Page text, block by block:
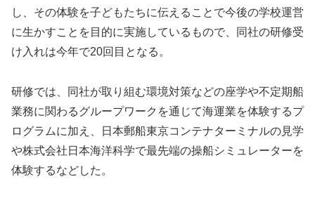
し、その体験を子どもたちに伝えることで今後の学校運営
に生かすことを目的に実施しているもので、同社の研修受
け入れは今年で20回目となる。
研修では、同社が取り組む環境対策などの座学や不定期船
業務に関わるグループワークを通じて海運業を体験するプ
ログラムに加え、日本郵船東京コンテナターミナルの見学
や株式会社日本海洋科学で最先端の操船シミュレーターを
体験するなどした。